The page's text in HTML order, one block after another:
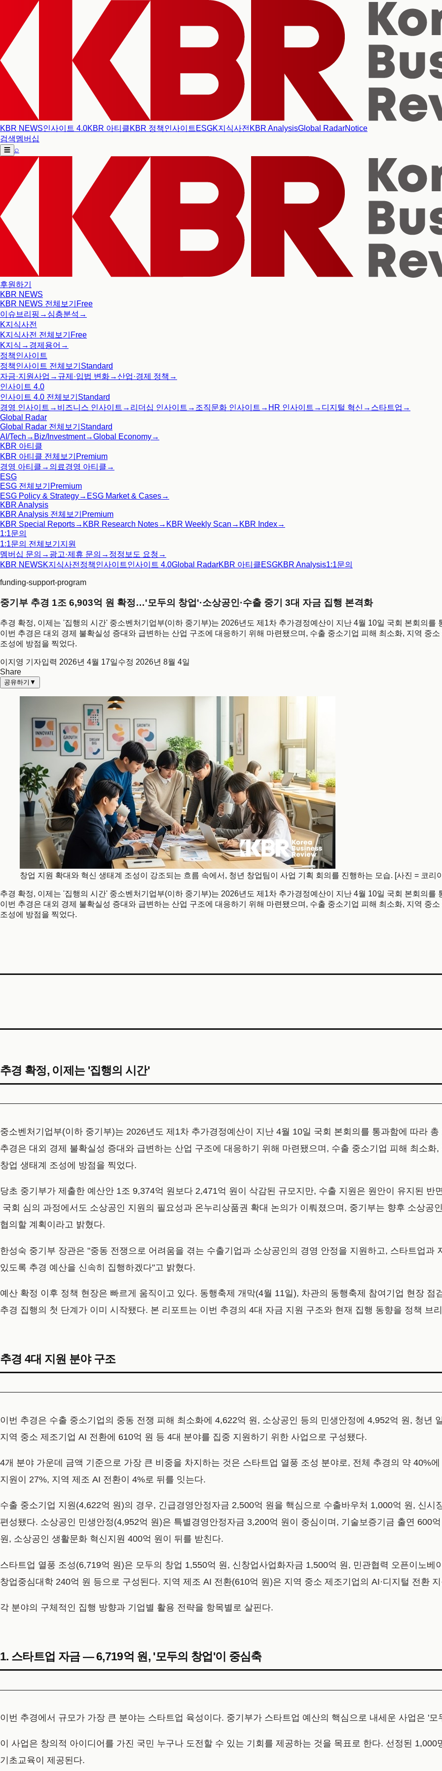
KBR NEWS인사이트 4.0KBR 아티클KBR 정책인사이트 ESGK지식사전 KBR AnalysisGlobal RadarNotice
검색멤버십
☰ ⌕
후원하기
KBR NEWS
KBR NEWS 전체보기 Free
이슈브리핑 → 심층분석 →
K지식사전
K지식사전 전체보기 Free
K지식 → 경제용어 →
정책인사이트
정책인사이트 전체보기 Standard
자금·지원사업 → 규제·입법 변화→산업·경제 정책 →
인사이트 4.0
인사이트 4.0 전체보기 Standard
경영 인사이트 → 비즈니스 인사이트 → 리더십 인사이트 → 조직문화 인사이트 → HR 인사이트 → 디지털 혁신 → 스타트업 →
Global Radar
Global Radar 전체보기 Standard
AI/Tech → Biz/Investment→Global Economy→
KBR 아티클
KBR 아티클 전체보기 Premium
경영 아티클 → 의료경영 아티클 →
ESG
ESG 전체보기 Premium
ESG Policy & Strategy→ ESG Market & Cases→
KBR Analysis
KBR Analysis 전체보기 Premium
KBR Special Reports→ KBR Research Notes→ KBR Weekly Scan → KBR Index→
1:1문의
1:1문의 전체보기 지원
멤버십 문의 → 광고·제휴 문의 → 정정보도 요청 →
KBR NEWSK지식사전 정책인사이트인사이트 4.0Global RadarKBR 아티클ESGKBR Analysis1:1문의
funding-support-program
중기부 추경 1조 6,903억 원 확정…'모두의 창업'·소상공인·수출 중기 3대 자금 집행 본격화
추경 확정, 이제는 '집행의 시간' 중소벤처기업부(이하 중기부)는 2026년도 제1차 추가경정예산이 지난 4월 10일 국회 본회의
이번 추경은 대외 경제 불확실성 증대와 급변하는 산업 구조에 대응하기 위해 마련됐으며, 수출 중소기업 피해 최소화, 지역 중
조성에 방점을 찍었다.
이지영 기자입력 2026년 4월 17일수정 2026년 8월 4일
Share
공유하기 ▼
창업 지원 확대와 혁신 생태계 조성이 강조되는 흐름 속에서, 청년 창업팀이 사업 기획 회의를 진행하는 모습. [사진 = 코리
추경 확정, 이제는 '집행의 시간' 중소벤처기업부(이하 중기부)는 2026년도 제1차 추가경정예산이 지난 4월 10일 국회 본회의
이번 추경은 대외 경제 불확실성 증대와 급변하는 산업 구조에 대응하기 위해 마련됐으며, 수출 중소기업 피해 최소화, 지역 중
조성에 방점을 찍었다.
추경 확정, 이제는 '집행의 시간'
중소벤처기업부(이하 중기부)는 2026년도 제1차 추가경정예산이 지난 4월 10일 국회 본회의를 통과함에 따라
추경은 대외 경제 불확실성 증대와 급변하는 산업 구조에 대응하기 위해 마련됐으며, 수출 중소기업 피해 최소
창업 생태계 조성에 방점을 찍었다.
당초 중기부가 제출한 예산안 1조 9,374억 원보다 2,471억 원이 삭감된 규모지만, 수출 지원은 원안이 유지된 반
국회 심의 과정에서도 소상공인 지원의 필요성과 온누리상품권 확대 논의가 이뤄졌으며, 중기부는 향후 소상공
협의할 계획이라고 밝혔다.
한성숙 중기부 장관은 "중동 전쟁으로 어려움을 겪는 수출기업과 소상공인의 경영 안정을 지원하고, 스타트업과
있도록 추경 예산을 신속히 집행하겠다"고 밝혔다.
예산 확정 이후 정책 현장은 빠르게 움직이고 있다. 동행축제 개막(4월 11일), 차관의 동행축제 참여기업 현장 점
추경 집행의 첫 단계가 이미 시작됐다. 본 리포트는 이번 추경의 4대 자금 지원 구조와 현재 집행 동향을 정책 브
추경 4대 지원 분야 구조
이번 추경은 수출 중소기업의 중동 전쟁 피해 최소화에 4,622억 원, 소상공인 등의 민생안정에 4,952억 원, 청년
지역 중소 제조기업 AI 전환에 610억 원 등 4대 분야를 집중 지원하기 위한 사업으로 구성됐다.
4개 분야 가운데 금액 기준으로 가장 큰 비중을 차지하는 것은 스타트업 열풍 조성 분야로, 전체 추경의 약 40%
지원이 27%, 지역 제조 AI 전환이 4%로 뒤를 잇는다.
수출 중소기업 지원(4,622억 원)의 경우, 긴급경영안정자금 2,500억 원을 핵심으로 수출바우처 1,000억 원, 신시
편성됐다. 소상공인 민생안정(4,952억 원)은 특별경영안정자금 3,200억 원이 중심이며, 기술보증기금 출연 600
원, 소상공인 생활문화 혁신지원 400억 원이 뒤를 받친다.
스타트업 열풍 조성(6,719억 원)은 모두의 창업 1,550억 원, 신창업사업화자금 1,500억 원, 민관협력 오픈이노베
창업중심대학 240억 원 등으로 구성된다. 지역 제조 AI 전환(610억 원)은 지역 중소 제조기업의 AI·디지털 전환
각 분야의 구체적인 집행 방향과 기업별 활용 전략을 항목별로 살핀다.
1. 스타트업 자금 — 6,719억 원, '모두의 창업'이 중심축
이번 추경에서 규모가 가장 큰 분야는 스타트업 육성이다. 중기부가 스타트업 예산의 핵심으로 내세운 사업은 '모
이 사업은 창의적 아이디어를 가진 국민 누구나 도전할 수 있는 기회를 제공하는 것을 목표로 한다. 선정된
기초교육이 제공된다.